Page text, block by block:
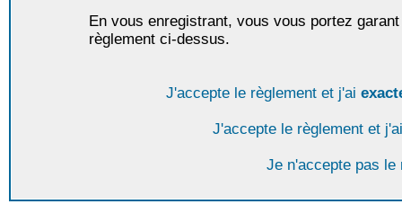
En vous enregistrant, vous vous portez
règlement ci-dessus.
J'accepte le règlement et j'ai
J'accepte le règlement et
Je n'accepte pas le